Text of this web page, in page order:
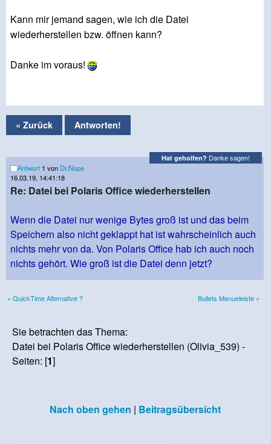
Kann mir jemand sagen, wie ich die Datei
wiederherstellen bzw. öffnen kann?
Danke im voraus!
« Zurück Antworten!
Hat geholfen? Danke sagen!
Antwort 1 von Dr.Nope
16.03.19, 14:41:18
Re: Datei bei Polaris Office wiederherstellen
Wenn die Datei nur wenige Bytes groß ist und das beim
Speichern also nicht geklappt hat ist wahrscheinlich auch
nichts mehr von da. Von Polaris Office hab ich auch noch
nichts gehört. Wie groß ist die Datei denn jetzt?
« QuickTime Alternative ? Bullets Menueleiste »
Sie betrachten das Thema:
Datei bei Polaris Office wiederherstellen (Olivia_539) -
Seiten: [1]
Nach oben gehen | Beitragsübersicht